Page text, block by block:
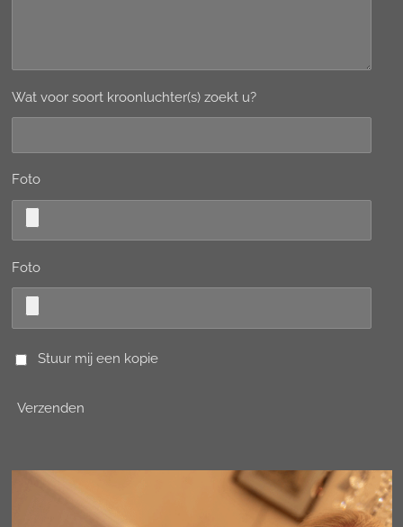
Wat voor soort kroonluchter(s) zoekt u?
Foto
Foto
Stuur mij een kopie
Verzenden